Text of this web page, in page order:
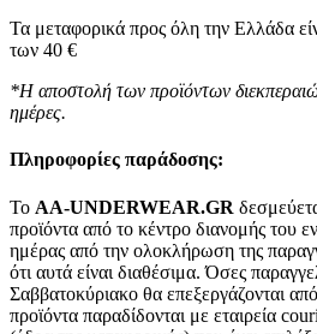
Τα μεταφορικά προς όλη την Ελλάδα
των 40 €
*Η αποστολή των προϊόντων
ημέρες.
Πληροφορίες παράδοσης:
To AA-UNDERWEAR.GR
προϊόντα από το κέντρο διανομής του
ημέρας από την ολοκλήρωση της
ότι αυτά είναι διαθέσιμα. Όσες
Σαββατοκύριακο θα επεξεργάζονται
προϊόντα παραδίδονται με εταιρεία